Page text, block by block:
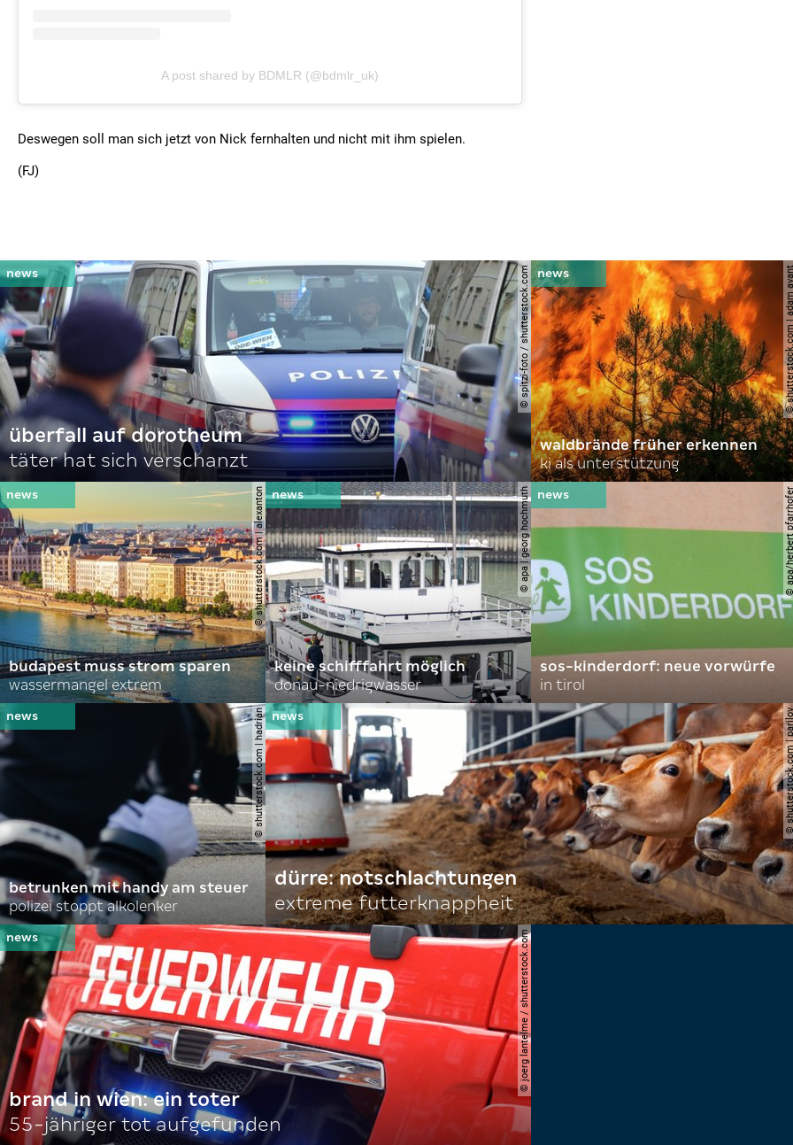
A post shared by BDMLR (@bdmlr_uk)
Deswegen soll man sich jetzt von Nick fernhalten und nicht mit ihm spielen.
(FJ)
© spitzi-foto / shutterstock.com
überfall auf dorotheum
täter hat sich verschanzt
©
waldbrände früher erkennen
ki als unterstützung
© shutterstock.com | alexanton
budapest muss strom sparen
wassermangel extrem
© apa | georg hochmuth
keine schifffahrt möglich
donau-niedrigwasser
© apa/
sos-kinderdorf: neue vorwürfe
in tirol
© shutterstock.com | hadrian
betrunken mit handy am steuer
polizei stoppt alkolenker
©
dürre: notschlachtungen
extreme futterknappheit
© joerg lantelme / shutterstock.com
brand in wien: ein toter
55-jähriger tot aufgefunden